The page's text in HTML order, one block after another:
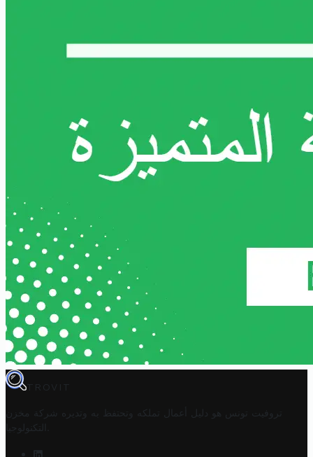
TROVIT
تروفيت تونس هو دليل أعمال تملكه وتحتفظ به وتديره
شركة مخزن
التكنولوجيا